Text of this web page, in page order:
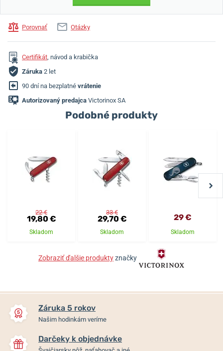
Porovnať Otázky
Certifikát, návod a krabička
Záruka 2 let
90 dní na bezplatné vrátenie
Autorizovaný predajca Victorinox SA
Podobné produkty
22 €
19,80 €
Skladom
33 €
29,70 €
Skladom
29 €
Skladom
Zobraziť ďalšie produktyznačky
Záruka 5 rokov
Našim hodinkám veríme
Darčeky k objednávke